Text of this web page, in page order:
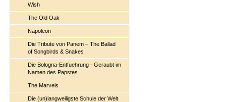
Wish
The Old Oak
Napoleon
Die Tribute von Panem – The Ballad
of Songbirds & Snakes
Die Bologna-Entfuehrung - Geraubt im
Namen des Papstes
The Marvels
Die (un)langweiligste Schule der Welt